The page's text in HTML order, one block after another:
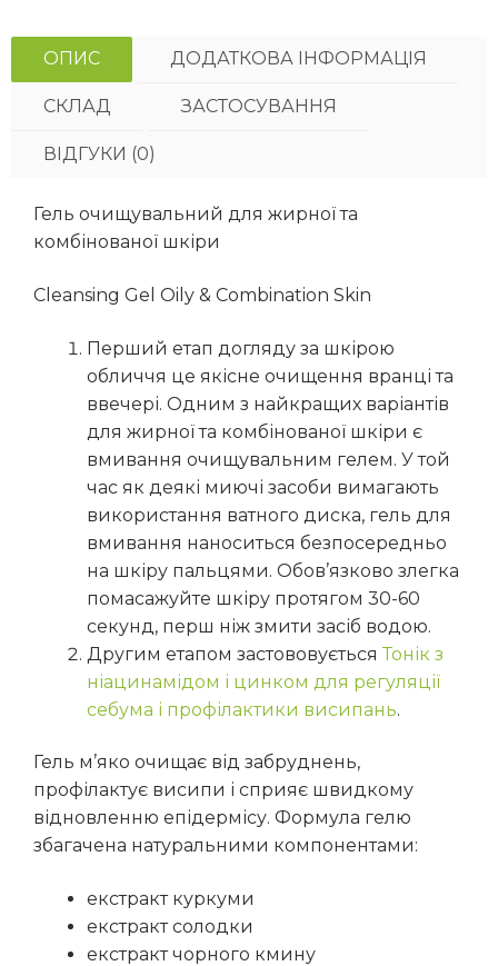
ОПИС ДОДАТКОВА ІНФОРМАЦІЯ
СКЛАД ЗАСТОСУВАННЯ
ВІДГУКИ (0)
Гель очищувальний для жирної та
комбінованої шкіри
Cleansing Gel Oily & Combination Skin
Перший етап догляду за шкірою
обличчя це якісне очищення вранці та
ввечері. Одним з найкращих варіантів
для жирної та комбінованої шкіри є
вмивання очищувальним гелем. У той
час як деякі миючі засоби вимагають
використання ватного диска, гель для
вмивання наноситься безпосередньо
на шкіру пальцями. Обов’язково злегка
помасажуйте шкіру протягом 30-60
секунд, перш ніж змити засіб водою.
Другим етапом застововується Тонік з
ніацинамідом і цинком для регуляції
себума і профілактики висипань.
Гель м’яко очищає від забруднень,
профілактує висипи і сприяє швидкому
відновленню епідермісу. Формула гелю
збагачена натуральними компонентами:
екстракт куркуми
екстракт солодки
екстракт чорного кмину